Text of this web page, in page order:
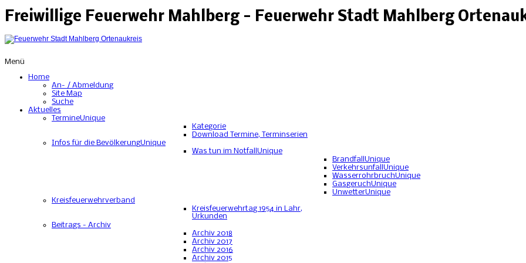
Freiwillige Feuerwehr Mahlberg - Feuerwehr Stadt Mahlberg
Menü
Home
An- / Abmeldung
Site Map
Suche
Aktuelles
TermineUnique
Kategorie
Download Termine, Terminserien
Infos für die BevölkerungUnique
Was tun im Notfall Unique
Brandfall Unique
Verkehrsunfall Unique
WasserrohrbruchUnique
GasgeruchUnique
UnwetterUnique
Kreisfeuerwehrverband
Kreisfeuerwehrtag 1954 in Lahr,
Urkunden
Beitrags - Archiv
Archiv 2018
Archiv 2017
Archiv 2016
Archiv 2015